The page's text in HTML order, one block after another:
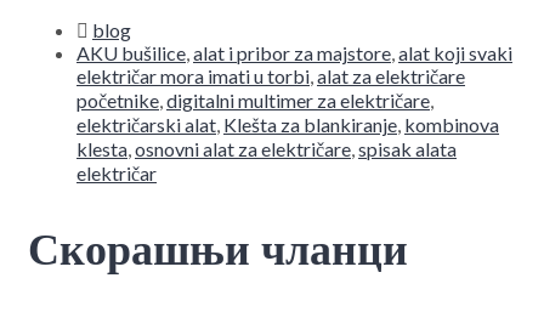
blog
AKU bušilice,alat i pribor za majstore,alat koji svaki
električar mora imati u torbi,alat za električare
početnike,digitalni multimer za električare,
električarski alat, Klešta za blankiranje, kombinova
klesta,osnovni alat za električare,spisak alata
električar
Скорашњи чланци